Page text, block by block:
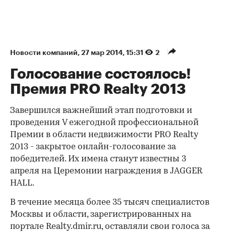
Новости компаний⁠, 27 мар 2014, 15:31 2
Голосование состоялось!
Премия PRO Realty 2013
Завершился важнейший этап подготовки и
проведения V ежегодной профессиональной
Премии в области недвижимости PRO Realty
2013 - закрытое онлайн-голосование за
победителей. Их имена станут известны 3
апреля на Церемонии награждения в JAGGER
HALL.
В течение месяца более 35 тысяч специалистов
Москвы и области, зарегистрированных на
портале Realty.dmir.ru, оставляли свои голоса за